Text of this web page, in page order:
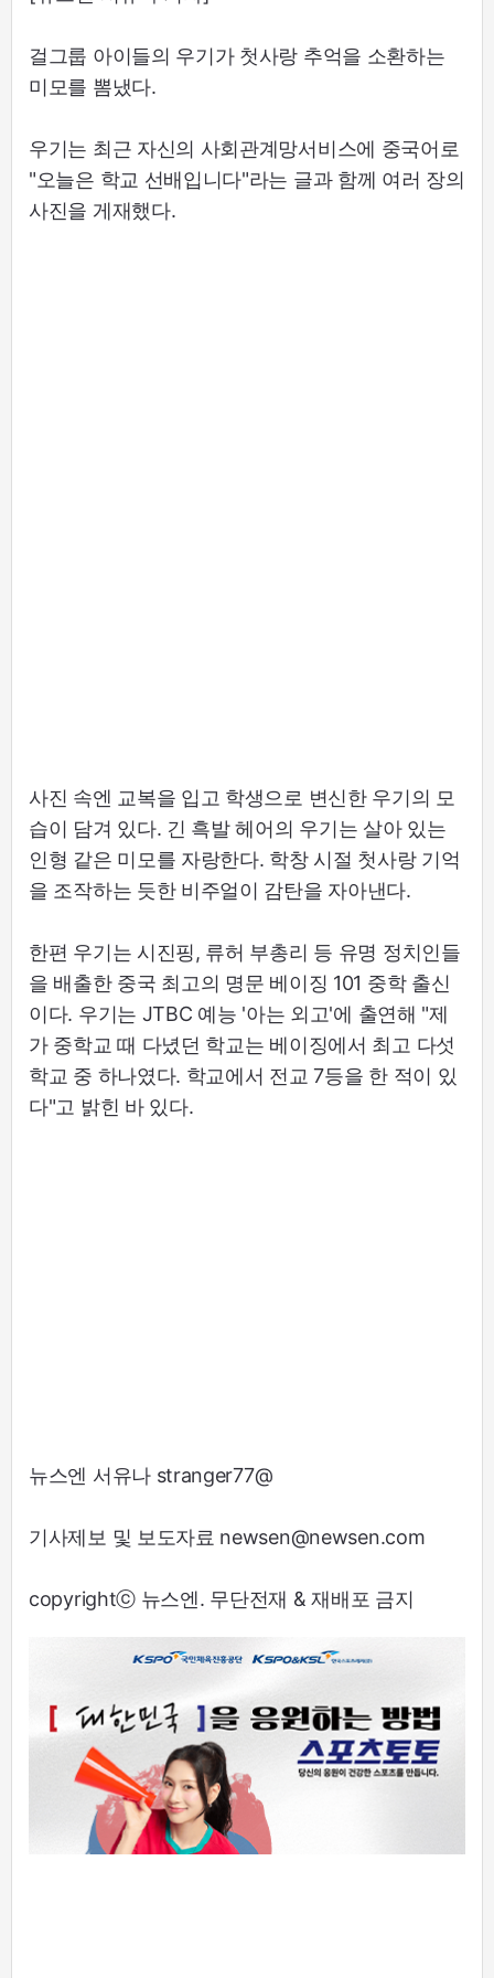
걸그룹 아이들의 우기가 첫사랑 추억을 소환하는
미모를 뽐냈다.
우기는 최근 자신의 사회관계망서비스에 중국어로
"오늘은 학교 선배입니다"라는 글과 함께 여러 장의
사진을 게재했다.
사진 속엔 교복을 입고 학생으로 변신한 우기의 모
습이 담겨 있다. 긴 흑발 헤어의 우기는 살아 있는
인형 같은 미모를 자랑한다. 학창 시절 첫사랑 기억
을 조작하는 듯한 비주얼이 감탄을 자아낸다.
한편 우기는 시진핑, 류허 부총리 등 유명 정치인들
을 배출한 중국 최고의 명문 베이징 101 중학 출신
이다. 우기는 JTBC 예능 '아는 외고'에 출연해 "제
가 중학교 때 다녔던 학교는 베이징에서 최고 다섯
학교 중 하나였다. 학교에서 전교 7등을 한 적이 있
다"고 밝힌 바 있다.
뉴스엔 서유나 stranger77@
기사제보 및 보도자료 newsen@newsen.com
copyrightⓒ 뉴스엔. 무단전재 & 재배포 금지